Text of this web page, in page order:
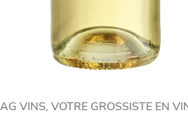
AG VINS, VOTRE GROSSISTE EN